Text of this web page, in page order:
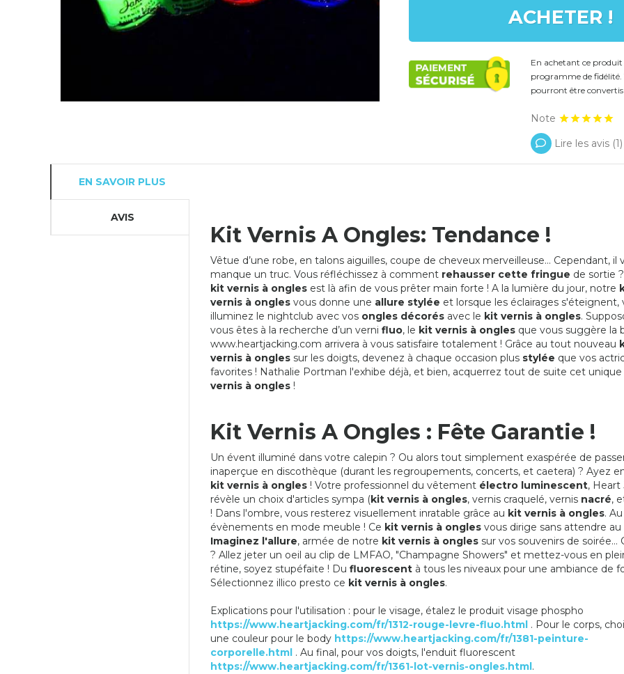
ACHETER !
En achetant ce
programme de
pourront être
Note
Lire les avis (1)
EN SAVOIR PLUS
AVIS
Kit Vernis A Ongles: Tendance !
Vêtue d’une robe, en talons aiguilles, coupe de cheveux merveilleuse… Cependant, il
manque un truc. Vous réfléchissez à comment rehausser cette fringue de sortie
kit vernis à ongles est là afin de vous prêter main forte ! A la lumière du jour, notre
vernis à ongles vous donne une allure stylée et lorsque les éclairages s'éteignent,
illuminez le nightclub avec vos ongles décorés avec le kit vernis à ongles.
vous êtes à la recherche d’un verni fluo, le kit vernis à ongles que vous suggère la
www.heartjacking.com arrivera à vous satisfaire totalement ! Grâce au tout nouveau
vernis à ongles sur les doigts, devenez à chaque occasion plus stylée que vos
favorites ! Nathalie Portman l'exhibe déjà, et bien, acquerrez tout de suite cet unique
vernis à ongles !
Kit Vernis A Ongles : Fête Garantie !
Un évent illuminé dans votre calepin ? Ou alors tout simplement exaspérée de
inaperçue en discothèque (durant les regroupements, concerts, et caetera) ? Ayez
kit vernis à ongles ! Votre professionnel du vêtement électro luminescent, Heart
révèle un choix d'articles sympa (kit vernis à ongles, vernis craquelé, vernis nacré,
! Dans l'ombre, vous resterez visuellement inratable grâce au kit vernis à ongles.
évènements en mode meuble ! Ce kit vernis à ongles vous dirige sans attendre au
Imaginez l'allure, armée de notre kit vernis à ongles sur vos souvenirs de soirée…
? Allez jeter un oeil au clip de LMFAO, "Champagne Showers" et mettez-vous en
rétine, soyez stupéfaite ! Du fluorescent à tous les niveaux pour une ambiance de
Sélectionnez illico presto ce kit vernis à ongles.
Explications pour l'utilisation : pour le visage, étalez le produit visage phospho
https://www.heartjacking.com/fr/1312-rouge-levre-fluo.html . Pour le corps,
une couleur pour le body https://www.heartjacking.com/fr/1381-peinture-
corporelle.html . Au final, pour vos doigts, l'enduit fluorescent
https://www.heartjacking.com/fr/1361-lot-vernis-ongles.html.
VERNIS FASHION ROSE FLUO
9,90 €
VERNIS NACRÉ BLEU FLUO
4,90 €
KIT DE 22 VERNIS FLUO
COEUR
109,90 €